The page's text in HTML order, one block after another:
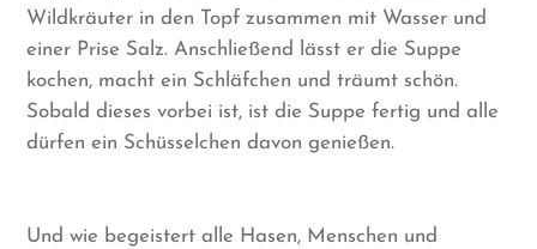
Wildkräuter in den Topf zusammen mit Wasser und
einer Prise Salz. Anschließend lässt er die Suppe
kochen, macht ein Schläfchen und träumt schön.
Sobald dieses vorbei ist, ist die Suppe fertig und alle
dürfen ein Schüsselchen davon genießen.
Und wie begeistert alle Hasen, Menschen und